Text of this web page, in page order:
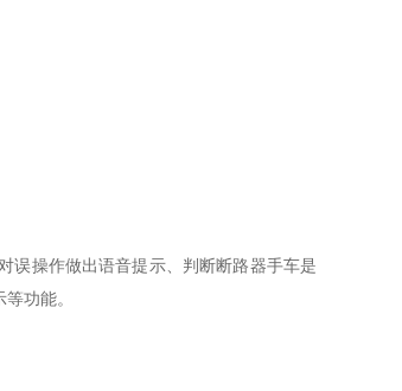
误操作做出语音提示、判断断路器手车是
功能。